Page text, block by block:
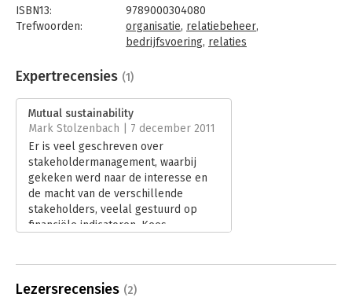
'Mutual Sustainability - Sturen op relaties' is een praktisch en
inspirerend handboek voor managers. Per toepassingsgebied
beschrijven de auteurs waarom het beter is ook op relaties te
waarmee de resultaten bovendien meet- en vergelijkbaar zijn.
Mutual Sustainability is verrassend helder en eenvoudig. Laat u
inspireren, en vooral: doe er wat mee. Het levert u veel op.
ISBN13:
9789000304080
Trefwoorden:
organisatie, relatiebeheer,
bedrijfsvoering, relaties
Bindwijze:
e-book
Bestandsformaat:
Aantal pagina's:
108
Uitgever:
Unieboek | Het Spectrum
Druk:
1
Verschijningsdatum:
16-10-2011
Hoofdrubriek: Organisatiekunde
Expertrecensies (1)
Mutual sustainability
Mark Stolzenbach | 7 december 2011
Er is veel geschreven over
stakeholdermanagement, waarbij
gekeken werd naar de interesse en
de macht van de verschillende
stakeholders, veelal gestuurd op
financiële indicatoren. Kees
van stakeholdermanagement
Lezersrecensies (2)